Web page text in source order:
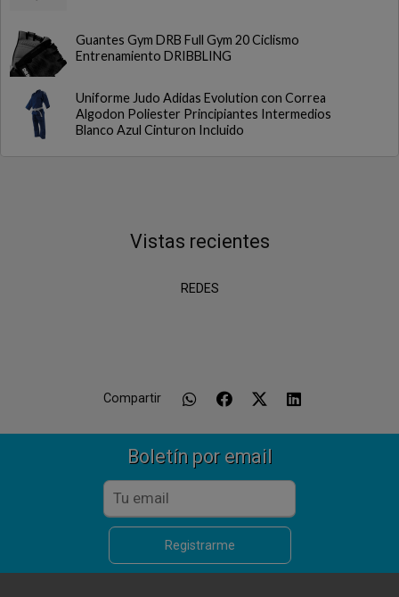
Guantes Gym DRB Full Gym 20 Ciclismo
Entrenamiento DRIBBLING
Uniforme Judo Adidas Evolution con Correa
Algodon Poliester Principiantes Intermedios
Blanco Azul Cinturon Incluido
Vistas recientes
REDES
Compartir
Boletín por email
Registrarme